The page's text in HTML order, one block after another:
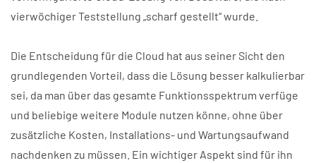
vierwöchiger Teststellung „scharf gestellt“ wurde.
Die Entscheidung für die Cloud hat aus seiner Sicht den
grundlegenden Vorteil, dass die Lösung besser kalkulierbar
sei, da man über das gesamte Funktionsspektrum verfüge
und beliebige weitere Module nutzen könne, ohne über
zusätzliche Kosten, Installations- und Wartungsaufwand
nachdenken zu müssen. Ein wichtiger Aspekt sind für ihn